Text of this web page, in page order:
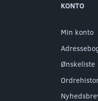
KONTO
Min konto
Ønskeliste